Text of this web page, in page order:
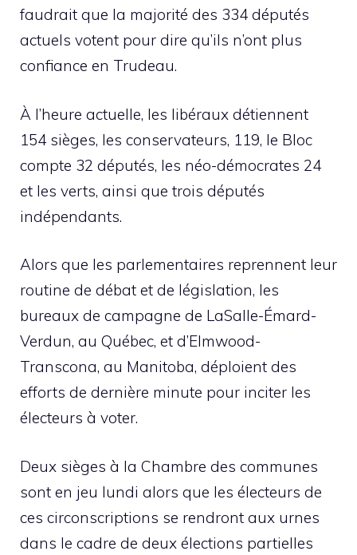
faudrait que la majorité des 334 députés
actuels votent pour dire qu’ils n’ont plus
confiance en Trudeau.
À l’heure actuelle, les libéraux détiennent
154 sièges, les conservateurs, 119, le Bloc
compte 32 députés, les néo-démocrates 24
et les verts, ainsi que trois députés
indépendants.
Alors que les parlementaires reprennent leur
routine de débat et de législation, les
bureaux de campagne de LaSalle-Émard-
Verdun, au Québec, et d’Elmwood-
Transcona, au Manitoba, déploient des
efforts de dernière minute pour inciter les
électeurs à voter.
Deux sièges à la Chambre des communes
sont en jeu lundi alors que les électeurs de
ces circonscriptions se rendront aux urnes
dans le cadre de deux élections partielles